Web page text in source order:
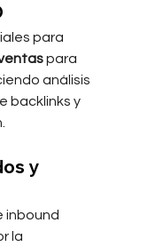
para
para
análisis
backlinks y
y
inbound
la